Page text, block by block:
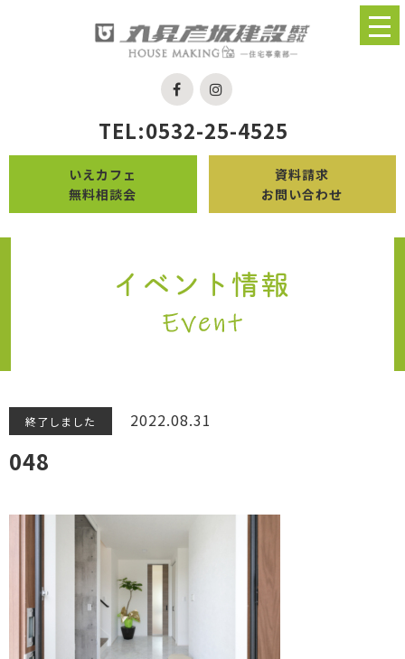
TEL:0532-25-4525
いえカフェ
無料相談会
資料請求
お問い合わせ
終了しました 2022.08.31
048